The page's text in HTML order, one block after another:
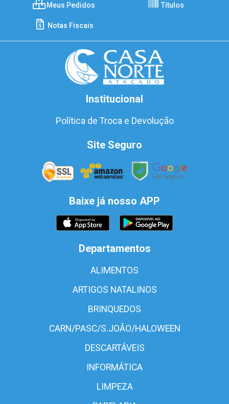
Meus Pedidos Títulos
Notas Fiscais
Institucional
Política de Troca e Devolução
Site Seguro
Baixe já nosso APP
Departamentos
ALIMENTOS
ARTIGOS NATALINOS
BRINQUEDOS
CARN/PASC/S.JOÃO/HALOWEEN
DESCARTÁVEIS
INFORMÁTICA
LIMPEZA